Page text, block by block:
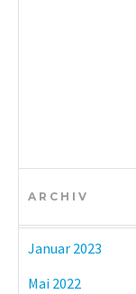
ARCHIV
Januar 2023
Mai 2022